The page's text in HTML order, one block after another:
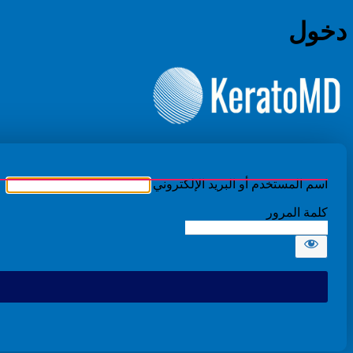
دخول
اسم المستخدم أو البريد الإلكتروني
كلمة المرور